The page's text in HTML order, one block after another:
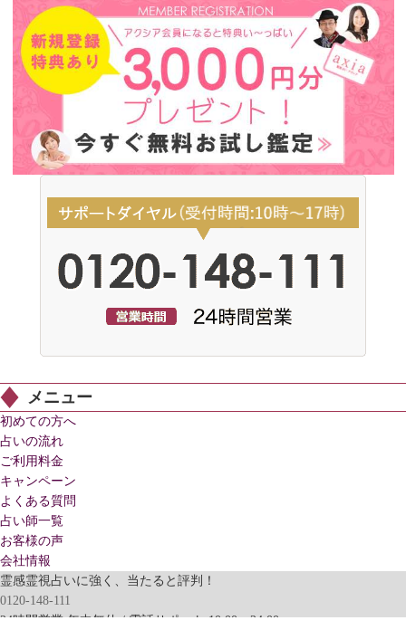
メニュー
初めての方へ
占いの流れ
ご利用料金
キャンペーン
よくある質問
占い師一覧
お客様の声
会社情報
霊感霊視占いに強く、当たると評判！
0120-148-111
24時間営業 年中無休 / 電話サポート 10:00～24:00